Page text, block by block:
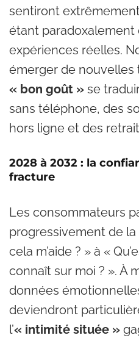
sentiront
étant
expériences réelles.
émerger de nouvelles
« bon goût » se
sans téléphone, des
hors ligne et des
2028 à 2032 : la
fracture
Les consommateurs
progressivement de
cela m’aide ? » à «
connaît sur moi ? ». À
données
deviendront
l’« intimité située »